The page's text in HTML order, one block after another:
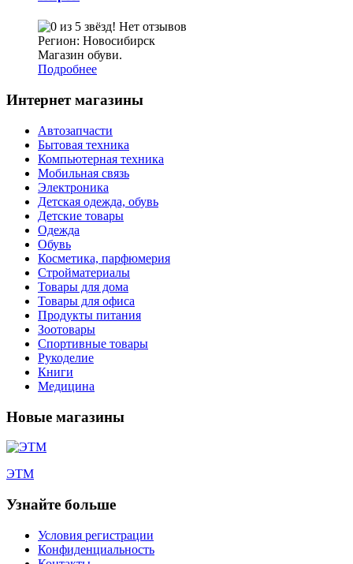
Нет отзывов
Регион: Новосибирск
Магазин обуви.
Подробнее
Интернет магазины
Автозапчасти
Бытовая техника
Компьютерная техника
Мобильная связь
Электроника
Детская одежда, обувь
Детские товары
Одежда
Обувь
Косметика, парфюмерия
Стройматериалы
Товары для дома
Товары для офиса
Продукты питания
Зоотовары
Спортивные товары
Рукоделие
Книги
Медицина
Новые магазины
ЭТМ
Узнайте больше
Условия регистрации
Конфиденциальность